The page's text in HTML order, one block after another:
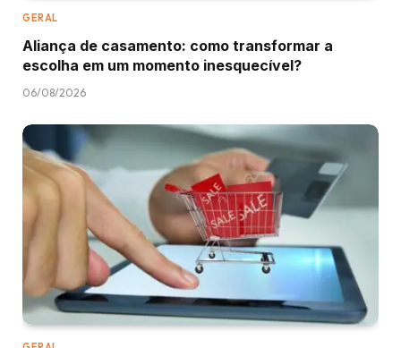
GERAL
Aliança de casamento: como transformar a
escolha em um momento inesquecível?
06/08/2026